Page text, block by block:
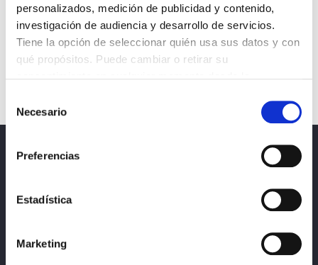
personalizados, medición de publicidad y contenido,
investigación de audiencia y desarrollo de servicios.
Tiene la opción de seleccionar quién usa sus datos y con
qué propósitos. Puede cambiar o retirar su
consentimiento.
Obtenga más información sobre cómo se procesan sus
datos personales y establezca sus preferencias en la
consentimiento en cualquier momento en la Declaración
Las cookies de este sitio web se usan para personalizar
Necesario
Preferencias
Estadística
Marketing
Noticias
Política de privacidad, protección de datos y